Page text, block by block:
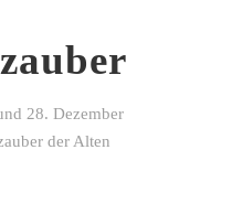
28. Dezember
der Alten